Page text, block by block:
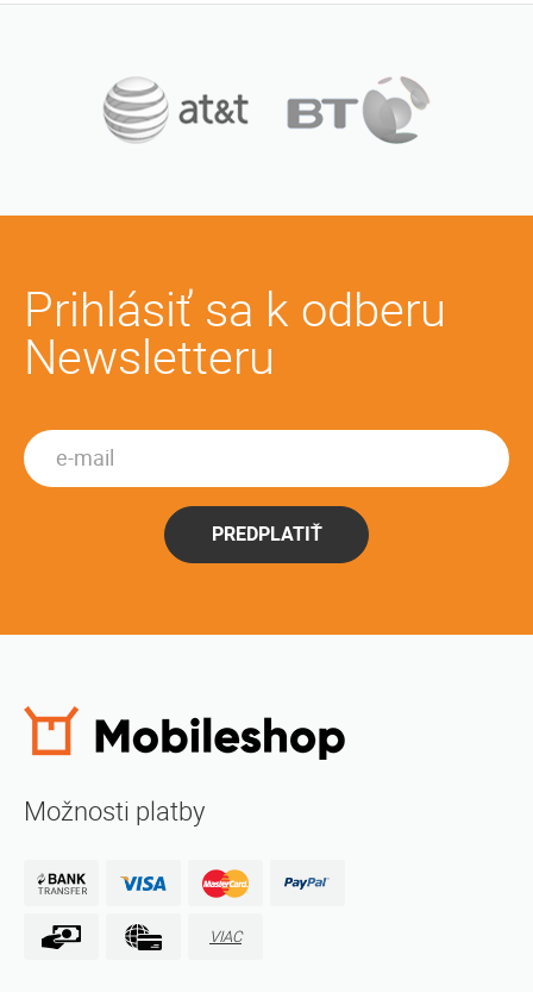
Prihlásiť sa k odberu
Newsletteru
PREDPLATIŤ
Možnosti platby
VIAC